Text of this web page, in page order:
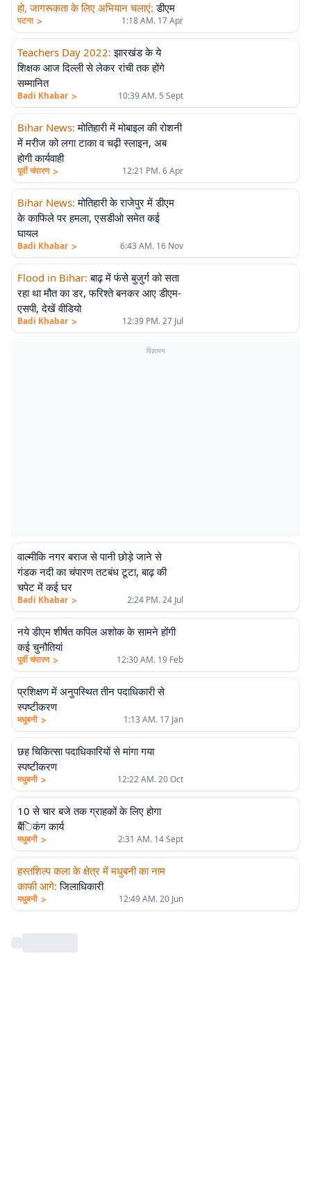
हो, जागरूकता के लिए अभियान चलाएं: डीएम
पटना > 1:18 AM. 17 Apr
Teachers Day 2022: झारखंड के ये
शिक्षक आज दिल्ली से लेकर रांची तक होंगे
सम्मानित
Badi Khabar > 10:39 AM. 5 Sept
Bihar News: मोतिहारी में मोबाइल की रोशनी
में मरीज को लगा टाका व चढ़ी स्लाइन, अब
होगी कार्यवाही
पूर्वी चंपारण > 12:21 PM. 6 Apr
Bihar News: मोतिहारी के राजेपुर में डीएम
के काफिले पर हमला, एसडीओ समेत कई
घायल
Badi Khabar > 6:43 AM. 16 Nov
Flood in Bihar: बाढ़ में फंसे बुजुर्ग को सता
रहा था मौत का डर, फरिश्ते बनकर आए डीएम-
एसपी, देखें वीडियो
Badi Khabar > 12:39 PM. 27 Jul
विज्ञापन
वाल्मीकि नगर बराज से पानी छोड़े जाने से
गंडक नदी का चंपारण तटबंध टूटा, बाढ़ की
चपेट में कई घर
Badi Khabar > 2:24 PM. 24 Jul
नये डीएम शीर्षत कपिल अशोक के सामने होंगी
कई चुनौतियां
पूर्वी चंपारण > 12:30 AM. 19 Feb
प्रशिक्षण में अनुपस्थित तीन पदाधिकारी से
स्पष्टीकरण
मधुबनी > 1:13 AM. 17 Jan
छह चिकित्सा पदाधिकारियों से मांगा गया
स्पष्टीकरण
मधुबनी > 12:22 AM. 20 Oct
10 से चार बजे तक ग्राहकों के लिए होगा
बैंिकंग कार्य
मधुबनी > 2:31 AM. 14 Sept
हस्तशिल्प कला के क्षेत्र में मधुबनी का नाम
काफी आगे: जिलाधिकारी
मधुबनी > 12:49 AM. 20 Jun